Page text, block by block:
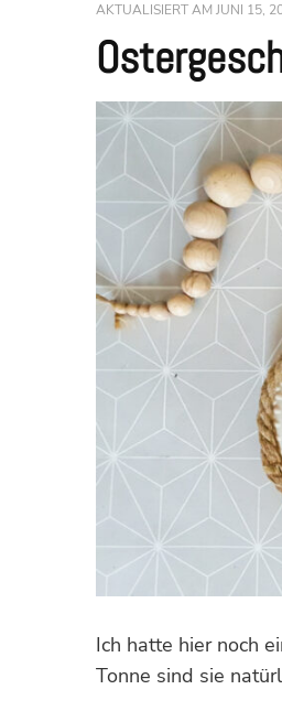
AKTUALISIERT AMJUNI 15,
Ich hatte hier noch
Tonne sind sie